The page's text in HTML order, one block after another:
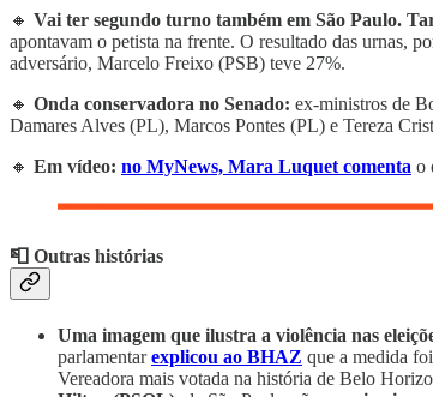
🔸 Vai ter segundo turno também em São Paulo.
apontavam o petista na frente. O resultado das urnas,
adversário, Marcelo Freixo (PSB) teve 27%.
🔸 Onda conservadora no Senado: ex-ministros de
Damares Alves (PL), Marcos Pontes (PL) e Tereza
🔸 Em vídeo: no MyNews, Mara Luquet comenta o
📮 Outras histórias
Uma imagem que ilustra a violência nas
parlamentarexplicou ao BHAZ que a medida
Vereadora mais votada na história de Belo